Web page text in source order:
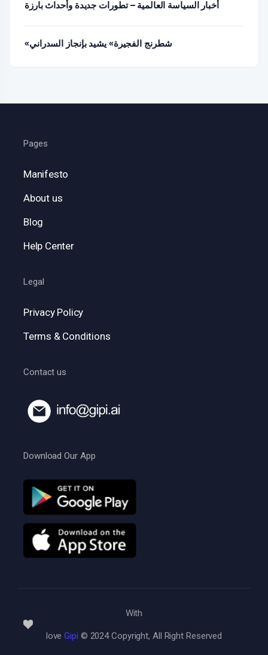
أخبار السياسة العالمية – تطورات جديدة وأحداث بارزة
«شطرنج الفجيرة» يشيد بإنجاز السدراني
Pages
Manifesto
About us
Blog
Help Center
Legal
Privacy Policy
Terms & Conditions
Contact us
Download Our App
With
loveGipi © 2024 Copyright, All Right Reserved